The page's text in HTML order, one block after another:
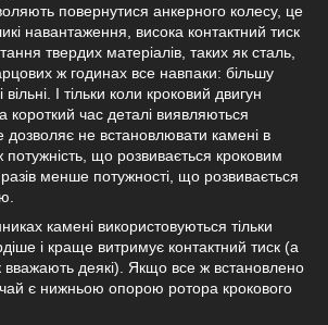
повернутися анкерного колесу, це
навантаження, висока контактний тиск
твердих матеріалів, таких як сталь,
ж годинах все навпаки: більшу
І тільки коли кроковий двигун
короткий час деталі виявляються
не встановлювати камені в
потужність, що розвивається кроковим
менше потужності, що розвивається
камені використовуються тільки
і краще витримує контактний тиск (а
вважають деякі). Якщо все ж встановлено
є нижньою опорою ротора крокового